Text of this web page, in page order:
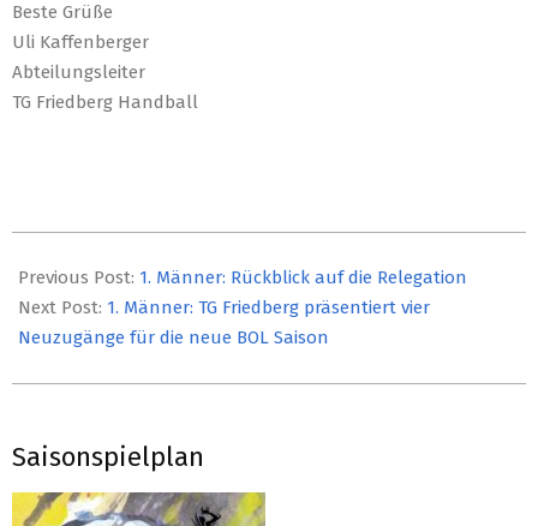
Beste Grüße
Uli Kaffenberger
Abteilungsleiter
TG Friedberg Handball
05-
26
Previous Post: 1. Männer: Rückblick auf die Relegation
Next Post: 1. Männer: TG Friedberg präsentiert vier
Neuzugänge für die neue BOL Saison
Saisonspielplan